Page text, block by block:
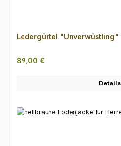
Ledergürtel "Unverwüstling"
Regulärer Preis:
89,00 €
Details